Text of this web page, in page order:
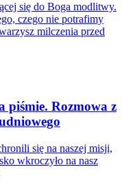
się do Boga modlitwy.
czego nie potrafimy
milczenia przed
piśmie. Rozmowa z
się na naszej misji,
wkroczyło na nasz